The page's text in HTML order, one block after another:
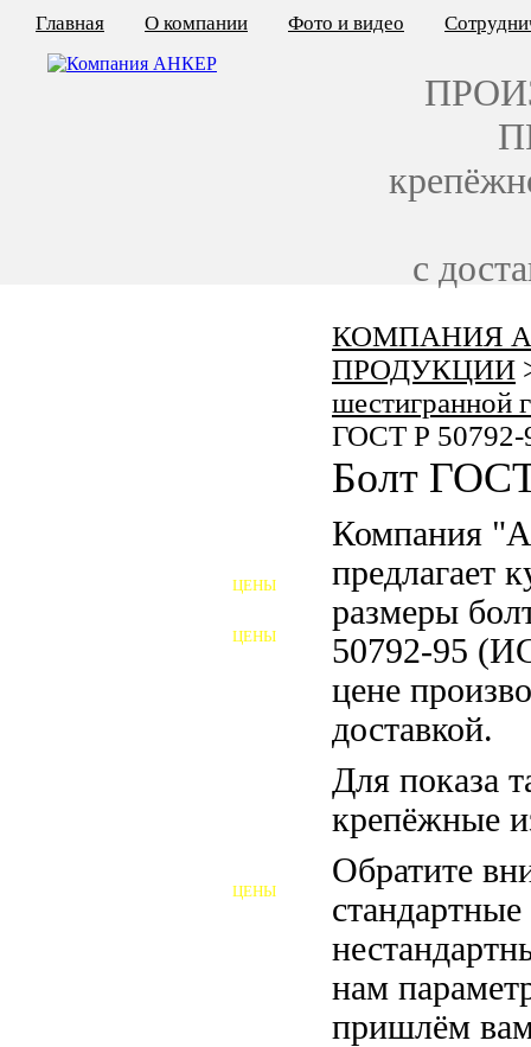
КОМПАНИЯ
ПРОДУКЦИИ
шестигранной
ГОСТ Р
Болт
Компания
предлагает
размеры
50792-95
цене
доставкой.
Для показа
крепёжные
Обратите
нам
пришлём
ЦЕНЫ
ЦЕНЫ
ШАЙБЫ ФУНДАМЕНТНЫЕ
ЦЕНЫ
Главная О компании Фото и видео
с